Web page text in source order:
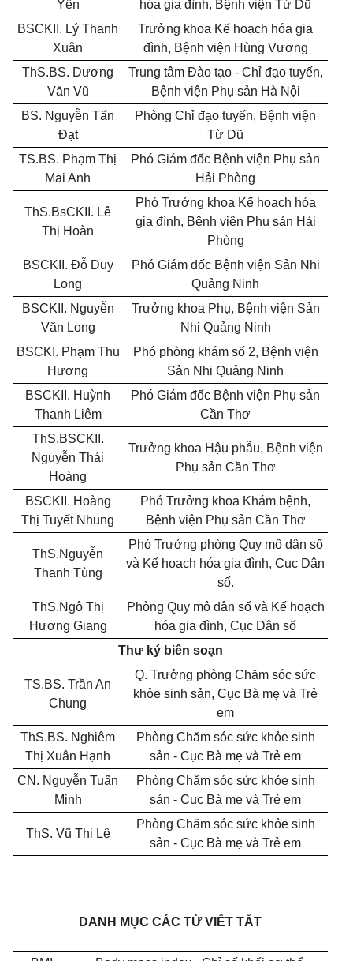
Yên
hóa gia đình, Bệnh viện Từ Dũ
BSCKII. Lý Thanh
Xuân
Trưởng khoa Kế hoạch hóa gia
đình, Bệnh viện Hùng Vương
ThS.BS. Dương
Văn Vũ
Trung tâm Đào tạo - Chỉ đạo tuyến,
Bệnh viện Phụ sản Hà Nội
BS. Nguyễn Tấn
Đạt
Phòng Chỉ đạo tuyến, Bệnh viện
Từ Dũ
TS.BS. Phạm Thị
Mai Anh
Phó Giám đốc Bệnh viện Phụ sản
Hải Phòng
ThS.BsCKII. Lê
Thị Hoàn
Phó Trưởng khoa Kế hoạch hóa
gia đình, Bệnh viện Phụ sản Hải
Phòng
BSCKII. Đỗ Duy
Long
Phó Giám đốc Bệnh viện Sản Nhi
Quảng Ninh
BSCKII. Nguyễn
Văn Long
Trưởng khoa Phụ, Bệnh viện Sản
Nhi Quảng Ninh
BSCKI. Phạm Thu
Hương
Phó phòng khám số 2, Bệnh viện
Sản Nhi Quảng Ninh
BSCKII. Huỳnh
Thanh Liêm
Phó Giám đốc Bệnh viện Phụ sản
Cần Thơ
ThS.BSCKII.
Nguyễn Thái
Hoàng
Trưởng khoa Hậu phẫu, Bệnh viện
Phụ sản Cần Thơ
BSCKII. Hoàng
Thị Tuyết Nhung
Phó Trưởng khoa Khám bệnh,
Bệnh viện Phụ sản Cần Thơ
ThS.Nguyễn
Thanh Tùng
Phó Trưởng phòng Quy mô dân số
và Kế hoạch hóa gia đình, Cục Dân
số.
ThS.Ngô Thị
Hương Giang
Phòng Quy mô dân số và Kế hoạch
hóa gia đình, Cục Dân số
Thư ký biên soạn
TS.BS. Trần An
Chung
Q. Trưởng phòng Chăm sóc sức
khỏe sinh sản, Cục Bà mẹ và Trẻ
em
ThS.BS. Nghiêm
Thị Xuân Hạnh
Phòng Chăm sóc sức khỏe sinh
sản - Cục Bà mẹ và Trẻ em
CN. Nguyễn Tuấn
Minh
Phòng Chăm sóc sức khỏe sinh
sản - Cục Bà mẹ và Trẻ em
ThS. Vũ Thị Lệ
Phòng Chăm sóc sức khỏe sinh
sản - Cục Bà mẹ và Trẻ em
DANH MỤC CÁC TỪ VIẾT TẮT